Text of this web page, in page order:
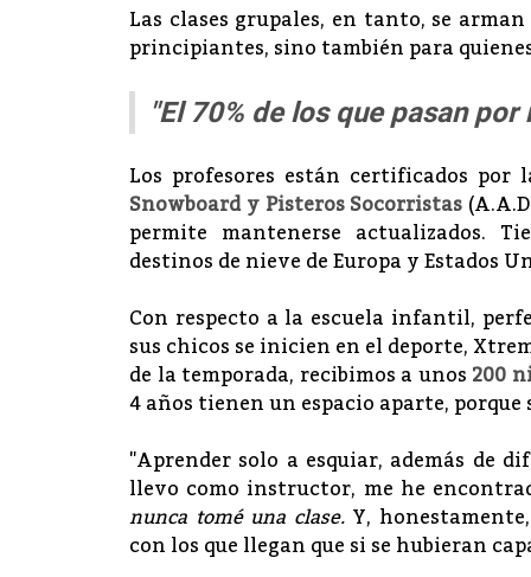
Las clases grupales, en tanto, se
principiantes, sino también para
"El 70% de los que pasan
Los profesores están certificados por
Snowboard y Pisteros Socorristas
permite mantenerse actualizados.
destinos de nieve de Europa y Estados
Con respecto a la escuela infantil,
sus chicos se inicien en el deporte,
de la temporada, recibimos a unos200
4 años tienen un espacio aparte,
"Aprender solo a esquiar, además de
llevo como instructor, me he
nunca tomé una clase. Y,
con los que llegan que si se hubieran